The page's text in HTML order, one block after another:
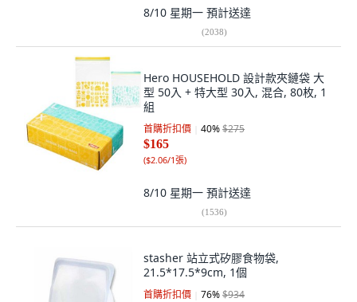
8/10 星期一 預計送達
(2038)
Hero HOUSEHOLD 設計款夾鏈袋 大
型 50入 + 特大型 30入, 混合, 80枚, 1
組
首購折扣價 40%$275
$165
($2.06/1張)
8/10 星期一 預計送達
(1536)
stasher 站立式矽膠食物袋,
21.5*17.5*9cm, 1個
首購折扣價 76%$934